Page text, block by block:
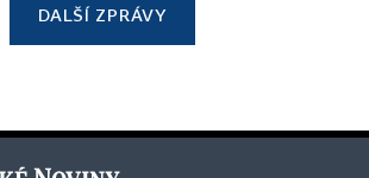
DALŠÍ ZPRÁVY